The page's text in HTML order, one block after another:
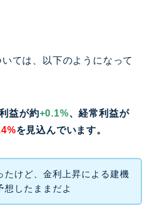
ては、以下のようになって
益が約+0.1%、経常利益が
を見込んでいます。
たけど、金利上昇による建機
想したままだよ